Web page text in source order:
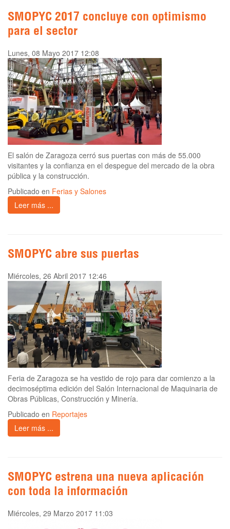
SMOPYC 2017 concluye con optimismo
para el sector
Lunes, 08 Mayo 2017 12:08
El salón de Zaragoza cerró sus puertas con más de 55.000
visitantes y la confianza en el despegue del mercado de la obra
pública y la construcción.
Publicado en Ferias y Salones
Leer más ...
SMOPYC abre sus puertas
Miércoles, 26 Abril 2017 12:46
Feria de Zaragoza se ha vestido de rojo para dar comienzo a la
decimoséptima edición del Salón Internacional de Maquinaria de
Obras Públicas, Construcción y Minería.
Publicado en Reportajes
Leer más ...
SMOPYC estrena una nueva aplicación
con toda la información
Miércoles, 29 Marzo 2017 11:03